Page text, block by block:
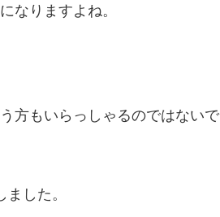
なりますよね。
方もいらっしゃるのではないで
ました。